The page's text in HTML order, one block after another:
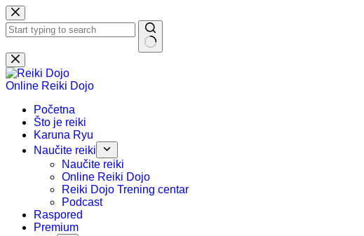
Preskoči
na
sadržaj
Nema
rezultata.
Online Reiki Dojo
Početna
Što je reiki
Karuna Ryu
Naučite reiki
Naučite reiki
Online Reiki Dojo
Reiki Dojo Trening centar
Podcast
Raspored
Premium